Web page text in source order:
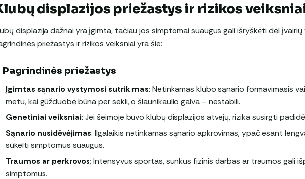
displazijos priežastys ir rizikos veiksniai
displazija dažnai yra įgimta, tačiau jos simptomai suaugus gali išryškėti dėl įvairių
priežastys ir rizikos veiksniai yra šie:
Pagrindinės priežastys
Įgimtas sąnario vystymosi sutrikimas: Netinkamas klubo sąnario formavimasis
metu, kai gūžduobė būna per sekli, o šlaunikaulio galva – nestabili.
Genetiniai veiksniai: Jei šeimoje buvo klubų displazijos atvejų, rizika susirgti
Sąnario nusidėvėjimas: Ilgalaikis netinkamas sąnario apkrovimas, ypač esant
sukelti simptomus suaugus.
Traumos ar perkrovos: Intensyvus sportas, sunkus fizinis darbas ar traumos gali
simptomus.